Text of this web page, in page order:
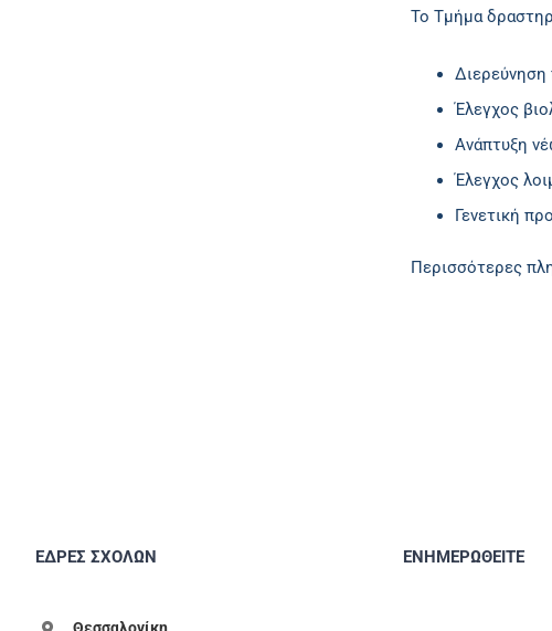
Το Τμήμα
Διερεύνηση
Έλεγχος
Ανάπτυξη
Έλεγχος
Γενετική
Περισσότερες
ΕΔΡΕΣ ΣΧΟΛΩΝ ΕΝΗΜΕΡΩΘΕΙΤΕ